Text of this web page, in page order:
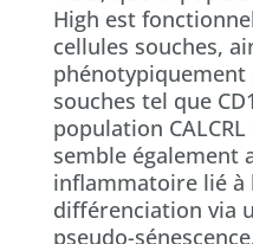
High est
cellules souches,
souches tel que
population
semble également
inflammatoire lié à
différenciation via
pseudo-